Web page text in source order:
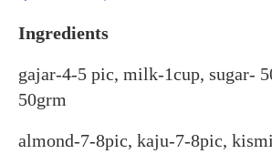
Ingredients
gajar-4-5 pic, milk-1cup, sugar-
50grm
almond-7-8pic, kaju-7-8pic,